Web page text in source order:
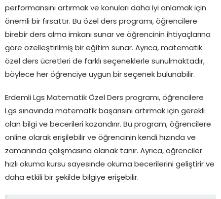
performansını artırmak ve konuları daha iyi anlamak için
önemli bir fırsattır. Bu özel ders programı, öğrencilere
birebir ders alma imkanı sunar ve öğrencinin ihtiyaçlarına
göre özelleştirilmiş bir eğitim sunar. Ayrıca, matematik
özel ders ücretleri de farklı seçeneklerle sunulmaktadır,
böylece her öğrenciye uygun bir seçenek bulunabilir.
Erdemli Lgs Matematik Özel Ders programı, öğrencilere
Lgs sınavında matematik başarısını artırmak için gerekli
olan bilgi ve becerileri kazandırır. Bu program, öğrencilere
online olarak erişilebilir ve öğrencinin kendi hızında ve
zamanında çalışmasına olanak tanır. Ayrıca, öğrenciler
hızlı okuma kursu sayesinde okuma becerilerini geliştirir ve
daha etkili bir şekilde bilgiye erişebilir.